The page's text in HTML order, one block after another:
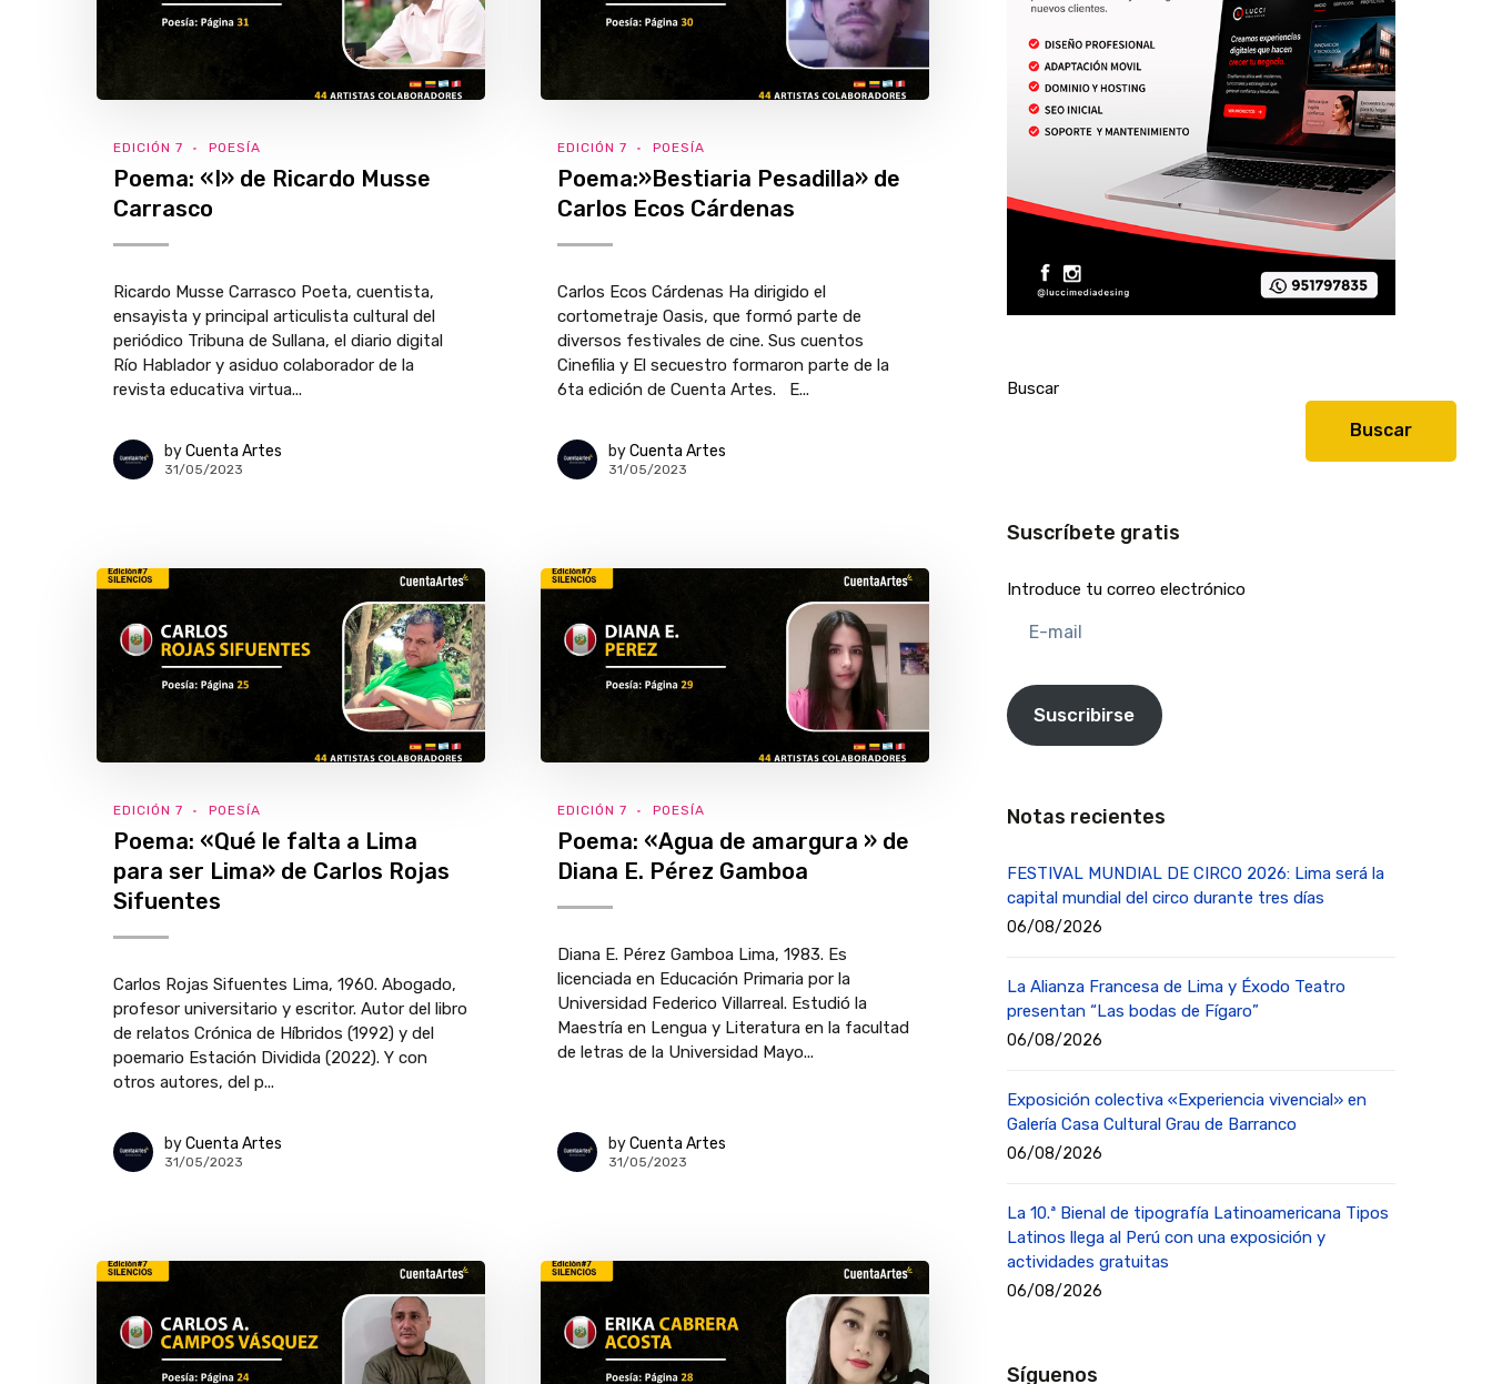
EDICIÓN 7 POESÍA
Poema: «I» de Ricardo Musse
Carrasco
Ricardo Musse Carrasco Poeta, cuentista,
ensayista y principal articulista cultural del
periódico Tribuna de Sullana, el diario digital
Río Hablador y asiduo colaborador de la
revista educativa virtua...
byCuenta Artes
31/05/2023
EDICIÓN 7 POESÍA
Poema:»Bestiaria Pesadilla» de
Carlos Ecos Cárdenas
Carlos Ecos Cárdenas Ha dirigido el
cortometraje Oasis, que formó parte de
diversos festivales de cine. Sus cuentos
Cinefilia y El secuestro formaron parte de la
6ta edición de Cuenta Artes. E...
byCuenta Artes
31/05/2023
EDICIÓN 7 POESÍA
Poema: «Qué le falta a Lima
para ser Lima» de Carlos Rojas
Sifuentes
Carlos Rojas Sifuentes Lima, 1960. Abogado,
profesor universitario y escritor. Autor del libro
de relatos Crónica de Híbridos (1992) y del
poemario Estación Dividida (2022). Y con
otros autores, del p...
byCuenta Artes
31/05/2023
EDICIÓN 7 POESÍA
Poema: «Agua de amargura » de
Diana E. Pérez Gamboa
Diana E. Pérez Gamboa Lima, 1983. Es
licenciada en Educación Primaria por la
Universidad Federico Villarreal. Estudió la
Maestría en Lengua y Literatura en la facultad
de letras de la Universidad Mayo...
byCuenta Artes
31/05/2023
Buscar
Buscar
Suscríbete gratis
Introduce tu correo electrónico
mail
Suscribirse
Notas recientes
FESTIVAL MUNDIAL DE CIRCO 2026: Lima será la
capital mundial del circo durante tres días
06/08/2026
La Alianza Francesa de Lima y Éxodo Teatro
presentan “Las bodas de Fígaro”
06/08/2026
Exposición colectiva «Experiencia vivencial» en
Galería Casa Cultural Grau de Barranco
06/08/2026
La 10.ª Bienal de tipografía Latinoamericana Tipos
Latinos llega al Perú con una exposición y
actividades gratuitas
06/08/2026
Síguenos